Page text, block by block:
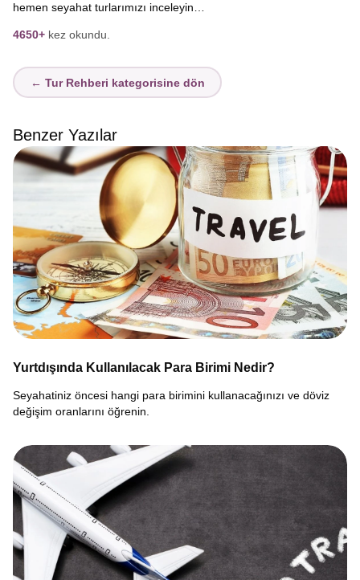
hemen seyahat turlarımızı inceleyin…
4650+ kez okundu.
← Tur Rehberi kategorisine dön
Benzer Yazılar
Yurtdışında Kullanılacak Para Birimi Nedir?
Seyahatiniz öncesi hangi para birimini kullanacağınızı ve döviz
değişim oranlarını öğrenin.